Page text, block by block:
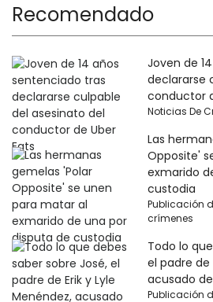
Recomendado
Joven de
declararse
conductor
Noticias De
Las
Opposite'
exmarido
custodia
Publicación
crímenes
Todo lo
el padre de
acusado
Publicación